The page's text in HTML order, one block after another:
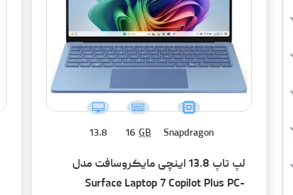
Snapdragon
16GB
13.8
لپ تاپ 13.8 اینچی مایکروسافت مدل
Surface Laptop 7 Copilot Plus PC-